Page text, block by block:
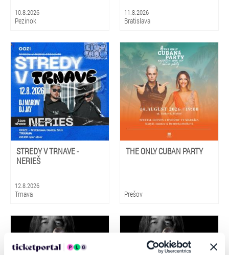
10.8.2026
Pezinok
11.8.2026
Bratislava
STREDY V TRNAVE -
NERIEŠ
12.8.2026
Trnava
THE ONLY CUBAN PARTY
Prešov